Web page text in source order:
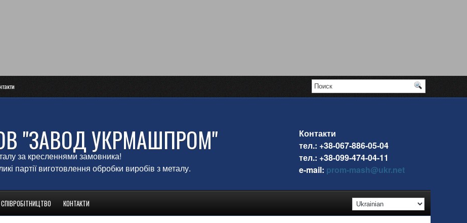
"ЗАВОД УКРМАШПРОМ"
за кресленнями замовника!
партії виготовлення обробки виробів з металу.
Контакти
тел.: +38-067-886-05-04
тел.: +38-099-474-04-11
e-mail: prom-mash@ukr.net
СПІВРОБІТНИЦТВО КОНТАКТИ